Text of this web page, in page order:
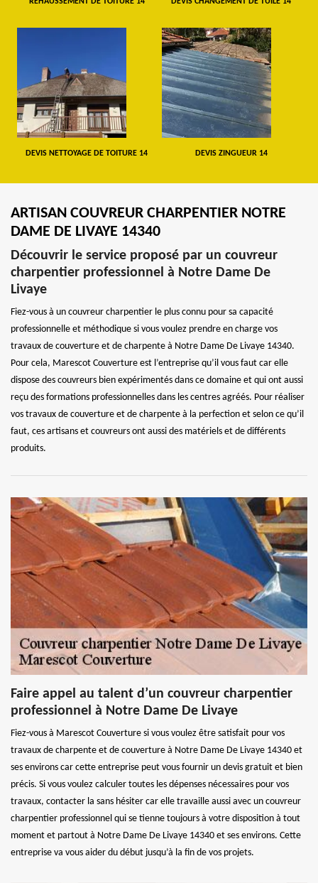
DEVIS NETTOYAGE DE TOITURE 14 DEVIS ZINGUEUR 14
ARTISAN COUVREUR CHARPENTIER NOTRE
DAME DE LIVAYE 14340
Découvrir le service proposé par un couvreur
charpentier professionnel à Notre Dame De
Livaye
Fiez-vous à un couvreur charpentier le plus connu pour sa capacité
professionnelle et méthodique si vous voulez prendre en charge vos
travaux de couverture et de charpente à Notre Dame De Livaye 14340.
Pour cela, Marescot Couverture est l’entreprise qu’il vous faut car elle
dispose des couvreurs bien expérimentés dans ce domaine et qui ont aussi
reçu des formations professionnelles dans les centres agréés. Pour réaliser
vos travaux de couverture et de charpente à la perfection et selon ce qu’il
faut, ces artisans et couvreurs ont aussi des matériels et de différents
produits.
Faire appel au talent d’un couvreur charpentier
professionnel à Notre Dame De Livaye
Fiez-vous à Marescot Couverture si vous voulez être satisfait pour vos
travaux de charpente et de couverture à Notre Dame De Livaye 14340 et
ses environs car cette entreprise peut vous fournir un devis gratuit et bien
précis. Si vous voulez calculer toutes les dépenses nécessaires pour vos
travaux, contacter la sans hésiter car elle travaille aussi avec un couvreur
charpentier professionnel qui se tienne toujours à votre disposition à tout
moment et partout à Notre Dame De Livaye 14340 et ses environs. Cette
entreprise va vous aider du début jusqu’à la fin de vos projets.